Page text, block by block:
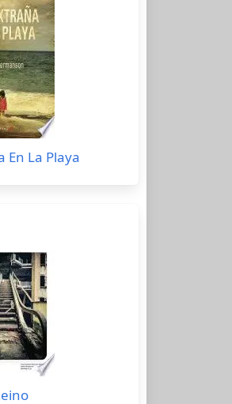
En La Playa